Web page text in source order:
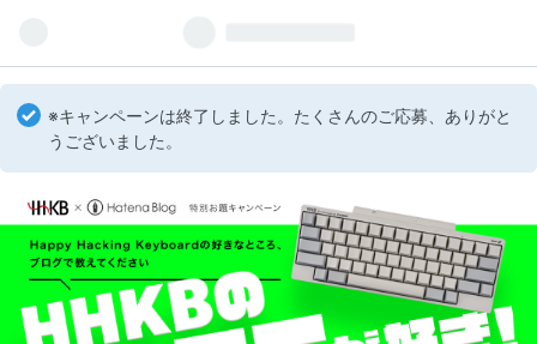
※キャンペーンは終了しました。たくさんのご応募、ありがと
うございました。